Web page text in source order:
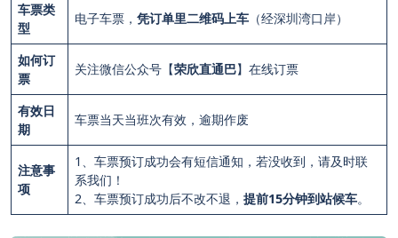
车票类
型
电子车票，凭订单里二维码上车 （经深圳湾口岸）
如何订
票
关注微信公众号【荣欣直通巴】在线订票
有效日
期
车票当天当班次有效，逾期作废
注意事
项
1、车票预订成功会有短信通知，若没收到，请及时联
系我们！
2、车票预订成功后不改不退，提前15分钟到站候车。